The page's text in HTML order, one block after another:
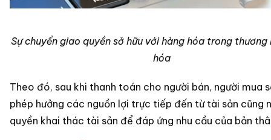
Sự chuyển giao quyền sở hữu với hàng hóa trong thương
hóa
Theo đó, sau khi thanh toán cho người bán, người mua
phép hưởng các nguồn lợi trực tiếp đến từ tài sản cũng
quyền khai thác tài sản để đáp ứng nhu cầu của bản